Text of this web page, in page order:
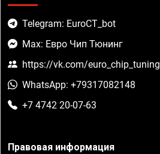
Telegram: EuroCT_bot
Max: Евро Чип Тюнинг
https://vk.com/euro_chip_tuning
WhatsApp: +79317082148
+7 4742 20-07-63
Правовая информация